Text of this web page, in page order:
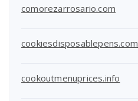
comorezarrosario.com
cookiesdisposablepens.com
cookoutmenuprices.info